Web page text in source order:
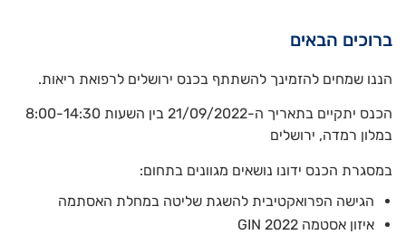
ברוכים הבאים
הננו שמחים להזמינך להשתתף בכנס ירושלים לרפואת ריאות.
הכנס יתקיים בתאריך ה-21/09/2022 בין השעות 8:00-14:30
במלון רמדה, ירושלים
במסגרת הכנס ידונו נושאים מגוונים בתחום:
הגישה הפרואקטיבית להשגת שליטה במחלת האסתמה
איזון אסטמה 2022 GIN